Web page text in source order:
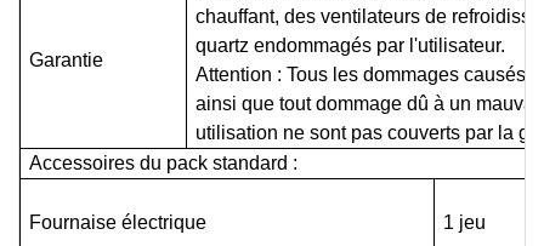
Garantie
chauffant, des ventilateurs de
quartz endommagés par l'utilisateur.
Attention : Tous les dommages causés
ainsi que tout dommage dû à un
utilisation ne sont pas couverts par la
Accessoires du pack standard :
Fournaise électrique 1 jeu